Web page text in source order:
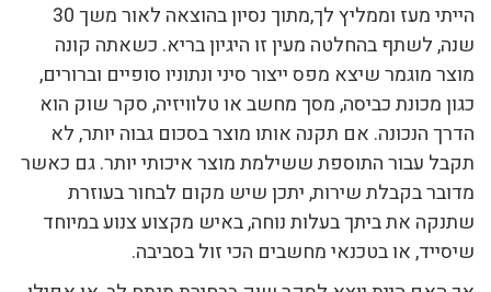
הייתי מעז וממליץ לך,מתוך נסיון בהוצאה לאור משך 30
שנה, לשתף בהחלטה מעין זו היגיון בריא. כשאתה קונה
מוצר מוגמר שיצא מפס ייצור סיני ונתוניו סופיים וברורים,
כגון מכונת כביסה, מסך מחשב או טלוויזיה, סקר שוק הוא
הדרך הנכונה. אם תקנה אותו מוצר בסכום גבוה יותר, לא
תקבל עבור התוספת ששילמת מוצר איכותי יותר. גם כאשר
מדובר בקבלת שירות, יתכן שיש מקום לבחור בעוזרת
שתנקה את ביתך בעלות נוחה, באיש מקצוע צנוע במיוחד
שיסייד, או בטכנאי מחשבים הכי זול בסביבה.